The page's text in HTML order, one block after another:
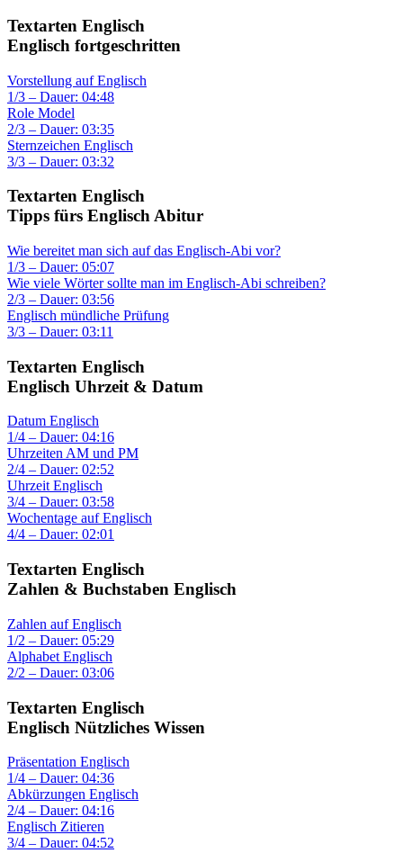
Textarten Englisch
Englisch fortgeschritten
Vorstellung auf Englisch
1/3 – Dauer: 04:48
Role Model
2/3 – Dauer: 03:35
Sternzeichen Englisch
3/3 – Dauer: 03:32
Textarten Englisch
Tipps fürs Englisch Abitur
Wie bereitet man sich auf das Englisch-Abi vor?
1/3 – Dauer: 05:07
Wie viele Wörter sollte man im Englisch-Abi schreiben?
2/3 – Dauer: 03:56
Englisch mündliche Prüfung
3/3 – Dauer: 03:11
Textarten Englisch
Englisch Uhrzeit & Datum
Datum Englisch
1/4 – Dauer: 04:16
Uhrzeiten AM und PM
2/4 – Dauer: 02:52
Uhrzeit Englisch
3/4 – Dauer: 03:58
Wochentage auf Englisch
4/4 – Dauer: 02:01
Textarten Englisch
Zahlen & Buchstaben Englisch
Zahlen auf Englisch
1/2 – Dauer: 05:29
Alphabet Englisch
2/2 – Dauer: 03:06
Textarten Englisch
Englisch Nützliches Wissen
Präsentation Englisch
1/4 – Dauer: 04:36
Abkürzungen Englisch
2/4 – Dauer: 04:16
Englisch Zitieren
3/4 – Dauer: 04:52